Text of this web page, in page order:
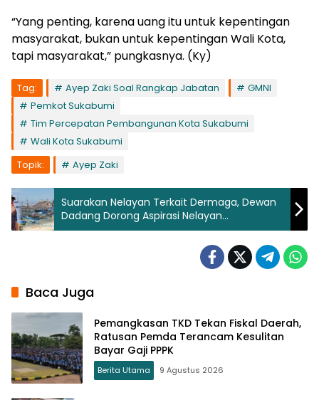
“Yang penting, karena uang itu untuk kepentingan
masyarakat, bukan untuk kepentingan Wali Kota,
tapi masyarakat,” pungkasnya. (Ky)
Tag: Ayep Zaki Soal Rangkap Jabatan
GMNI
Pemkot Sukabumi
Tim Percepatan Pembangunan Kota Sukabumi
Wali Kota Sukabumi
Topik:
Ayep Zaki
Suarakan Nelayan Terkait Dermaga, Dewan
Dadang Dorong Aspirasi Nelayan
Ujunggenteng
Baca Juga
Pemangkasan TKD Tekan Fiskal Daerah,
Ratusan Pemda Terancam Kesulitan
Bayar Gaji PPPK
Berita Utama 9 Agustus 2026